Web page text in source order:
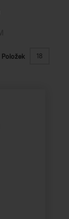
Položek 18